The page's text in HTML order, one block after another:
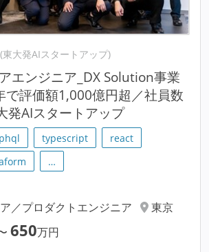
大発AIスタートアップ)
エンジニア_DX Solution事業
で評価額1,000億円超／社員数
発AIスタートアップ
typescript
react
…
／プロダクトエンジニア
東京
650万円